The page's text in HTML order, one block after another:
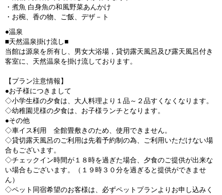
・煮魚 白身魚の和風野菜あんかけ
・お椀、香の物、ご飯、デザ－ト
●温泉
■天然温泉掛け流し■
当館は源泉を所有し、男女大浴場，貸切露天風呂及び露天風呂付き
客室に、天然温泉を掛け流しております。
【プラン注意情報】
●お子様につきまして
◇小学生様の夕食は、大人料理より１品～２品すくなくなります。
◇幼稚園児様の夕食は、お子様ランチとなります。
●その他
◇車イス利用 全館畳敷きのため、使用できません。
◇貸切露天風呂のご利用は先着予約制の為、ご利用いただけない場
合もございます。
◇チェックイン時間が１８時を過ぎた場合、夕食のご提供が出来な
い場合もございます。（１９時３０分を過ぎると提供ができませ
ん）
◇ペット同宿希望のお客様は、必ずペットプランよりお申し込みく